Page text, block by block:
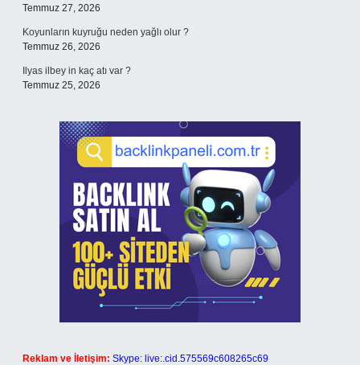
Temmuz 27, 2026
Koyunların kuyruğu neden yağlı olur ?
Temmuz 26, 2026
Ilyas ilbey in kaç atı var ?
Temmuz 25, 2026
Reklam ve İletişim: Skype: live:.cid.575569c608265c69